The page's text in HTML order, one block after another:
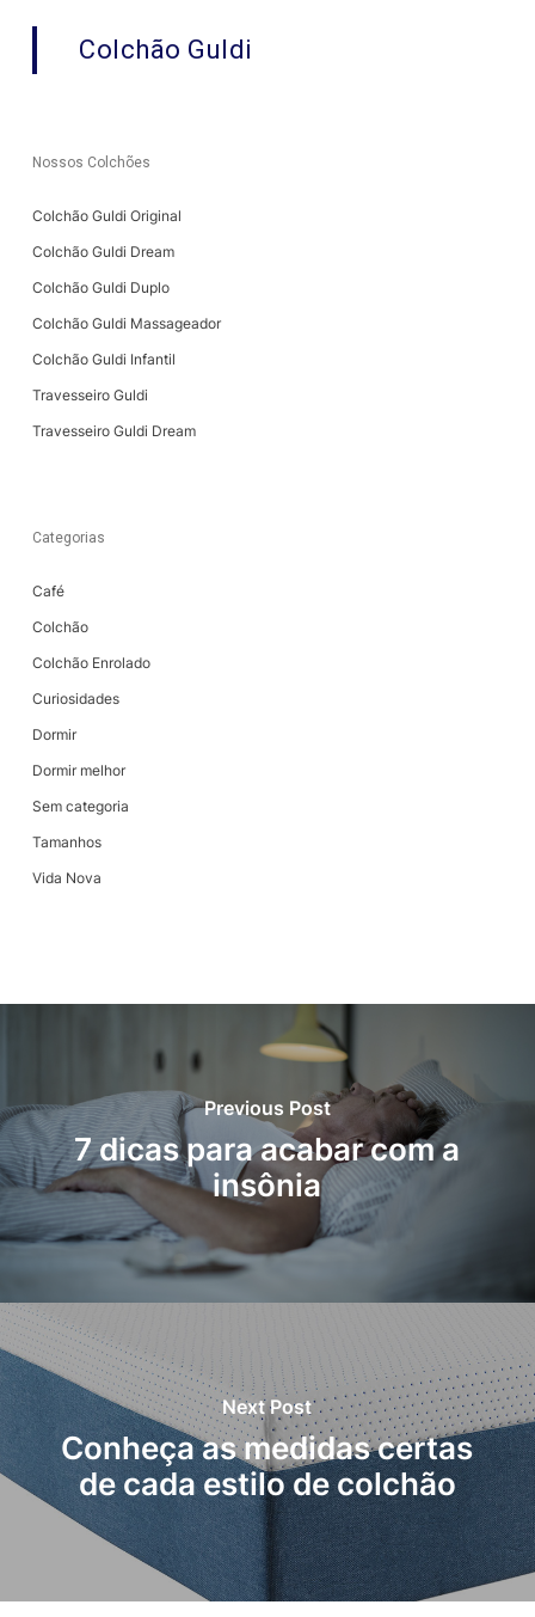
Colchão Guldi
Nossos Colchões
Colchão Guldi Original
Colchão Guldi Dream
Colchão Guldi Duplo
Colchão Guldi Massageador
Colchão Guldi Infantil
Travesseiro Guldi
Travesseiro Guldi Dream
Categorias
Café
Colchão
Colchão Enrolado
Curiosidades
Dormir
Dormir melhor
Sem categoria
Tamanhos
Vida Nova
Previous Post
7 dicas para acabar com a
insônia
Next Post
Conheça as medidas certas
de cada estilo de colchão